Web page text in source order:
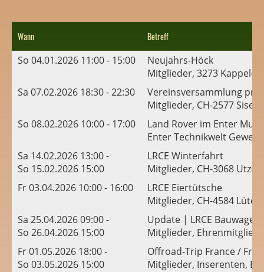
Wann Betreff
So 04.01.2026 11:00 - 15:00
Neujahrs-Höck
Mitglieder, 3273
Sa 07.02.2026 18:30 - 22:30
Vereinsversammlung
Mitglieder, CH-2577
So 08.02.2026 10:00 - 17:00
Land Rover im Enter
Enter Technikwelt
Sa 14.02.2026 13:00 -
So 15.02.2026 15:00
LRCE Winterfahrt
Mitglieder, CH-3068
Fr 03.04.2026 10:00 - 16:00
LRCE Eiertütsche
Mitglieder, CH-4584
Sa 25.04.2026 09:00 -
So 26.04.2026 15:00
Update | LRCE
Mitglieder,
Fr 01.05.2026 18:00 -
So 03.05.2026 15:00
Offroad-Trip France /
Mitglieder, Inserenten,